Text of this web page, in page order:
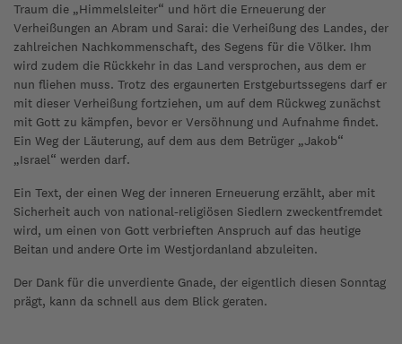
Traum die „Himmelsleiter“ und hört die Erneuerung der
Verheißungen an Abram und Sarai: die Verheißung des Landes, der
zahlreichen Nachkommenschaft, des Segens für die Völker. Ihm
wird zudem die Rückkehr in das Land versprochen, aus dem er
nun fliehen muss. Trotz des ergaunerten Erstgeburtssegens darf er
mit dieser Verheißung fortziehen, um auf dem Rückweg zunächst
mit Gott zu kämpfen, bevor er Versöhnung und Aufnahme findet.
Ein Weg der Läuterung, auf dem aus dem Betrüger „Jakob“
„Israel“ werden darf.
Ein Text, der einen Weg der inneren Erneuerung erzählt, aber mit
Sicherheit auch von national-religiösen Siedlern zweckentfremdet
wird, um einen von Gott verbrieften Anspruch auf das heutige
Beitan und andere Orte im Westjordanland abzuleiten.
Der Dank für die unverdiente Gnade, der eigentlich diesen Sonntag
prägt, kann da schnell aus dem Blick geraten.